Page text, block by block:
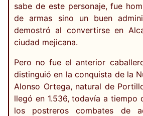
sabe de este personaje, fue
de armas sino un buen
demostró al convertirse en
ciudad mejicana.
Pero no fue el anterior
distinguió en la conquista de la
Alonso Ortega, natural de
llegó en 1.536, todavía a tiempo
los postreros combates de